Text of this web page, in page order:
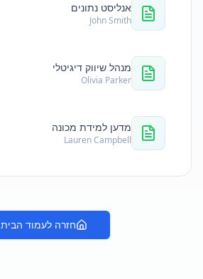
אנליסט נתונים
John Smith
מנהל שיווק דיגיטלי
Olivia Parker
מדען למידת מכונה
Lauren Campbell
חזרה לעמוד הבית